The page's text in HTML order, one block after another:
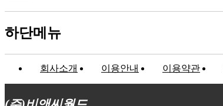
하단메뉴
회사소개 이용안내 이용약관